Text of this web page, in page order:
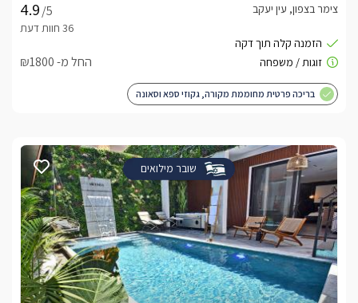
/5
צימר בצפון, עין יעקב
החל מ- ₪1800
בריכה פרטית מחוממת מקורה, גקוזי ספא וסאונה
שובר מילואים